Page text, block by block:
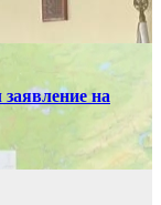
на